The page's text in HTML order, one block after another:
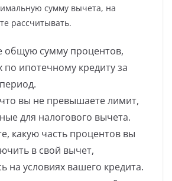
сумму вычета, на
рассчитывать.
общую сумму процентов,
по ипотечному кредиту за
вы не превышаете лимит,
для налогового вычета.
какую часть процентов вы
в свой вычет,
на условиях вашего кредита.